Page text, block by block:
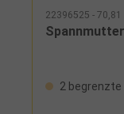
22396525 - 70,81
2